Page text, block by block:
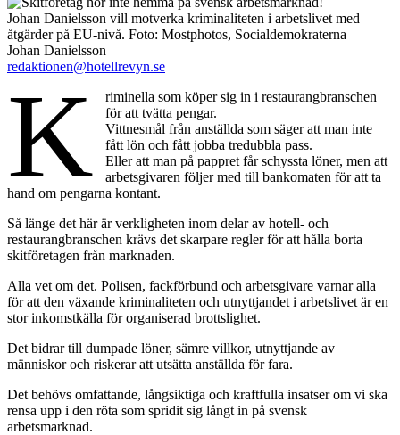
Johan Danielsson vill motverka kriminaliteten i arbetslivet med
åtgärder på EU-nivå. Foto: Mostphotos, Socialdemokraterna
Johan Danielsson
redaktionen@hotellrevyn.se
K
riminella som köper sig in i restaurangbranschen
för att tvätta pengar.
Vittnesmål från anställda som säger att man inte
fått lön och fått jobba tredubbla pass.
Eller att man på pappret får schyssta löner, men att
arbetsgivaren följer med till bankomaten för att ta
hand om pengarna kontant.
Så länge det här är verkligheten inom delar av hotell- och
restaurangbranschen krävs det skarpare regler för att hålla borta
skitföretagen från marknaden.
Alla vet om det. Polisen, fackförbund och arbetsgivare varnar alla
för att den växande kriminaliteten och utnyttjandet i arbetslivet är en
stor inkomstkälla för organiserad brottslighet.
Det bidrar till dumpade löner, sämre villkor, utnyttjande av
människor och riskerar att utsätta anställda för fara.
Det behövs omfattande, långsiktiga och kraftfulla insatser om vi ska
rensa upp i den röta som spridit sig långt in på svensk
arbetsmarknad.